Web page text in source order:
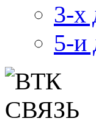
3-х
5-и